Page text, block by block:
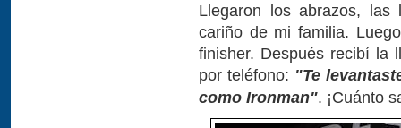
Llegaron los abrazos, las
cariño de mi familia.
finisher. Después recibí la
por teléfono: "Te
como Ironman". ¡Cuánto